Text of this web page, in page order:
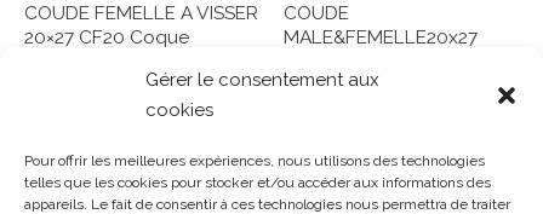
Gérer le consentement aux
cookies
Pour offrir les meilleures expériences, nous utilisons des technologies
telles que les cookies pour stocker et/ou accéder aux informations des
appareils. Le fait de consentir à ces technologies nous permettra de traiter
COUDE FEMELLE A VISSER
20×27 CF20 Coque
5
COUDE
MALE&FEMELLE20x27
5